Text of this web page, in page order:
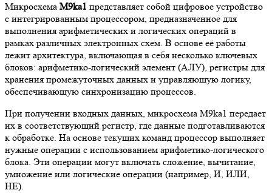
Микросхема M9ka1 представляет собой цифровое устройство
с интегрированным процессором, предназначенное для
выполнения арифметических и логических операций в
рамках различных электронных схем. В основе её работы
лежит архитектура, включающая в себя несколько ключевых
блоков: арифметико-логический элемент (АЛУ), регистры для
хранения промежуточных данных и управляющую логику,
обеспечивающую синхронизацию процессов.
При получении входных данных, микросхема M9ka1 передает
их в соответствующий регистр, где данные подготавливаются
к обработке. На основе текущих команд процессор выполняет
нужные операции с использованием арифметико-логического
блока. Эти операции могут включать сложение, вычитание,
умножение или логические операции (например, И, ИЛИ,
НЕ).